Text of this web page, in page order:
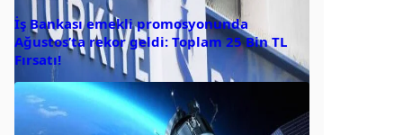
İş Bankası emekli promosyonunda
Ağustos’ta rekor geldi: Toplam 25 Bin TL
Fırsatı!